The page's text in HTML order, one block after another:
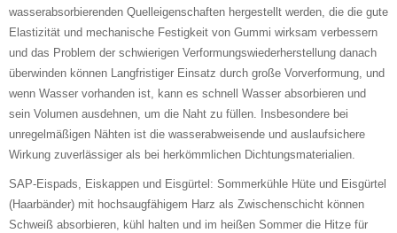
wasserabsorbierenden Quelleigenschaften hergestellt werden, die die gute
Elastizität und mechanische Festigkeit von Gummi wirksam verbessern
und das Problem der schwierigen Verformungswiederherstellung danach
überwinden können Langfristiger Einsatz durch große Vorverformung, und
wenn Wasser vorhanden ist, kann es schnell Wasser absorbieren und
sein Volumen ausdehnen, um die Naht zu füllen. Insbesondere bei
unregelmäßigen Nähten ist die wasserabweisende und auslaufsichere
Wirkung zuverlässiger als bei herkömmlichen Dichtungsmaterialien.
SAP-Eispads, Eiskappen und Eisgürtel: Sommerkühle Hüte und Eisgürtel
(Haarbänder) mit hochsaugfähigem Harz als Zwischenschicht können
Schweiß absorbieren, kühl halten und im heißen Sommer die Hitze für